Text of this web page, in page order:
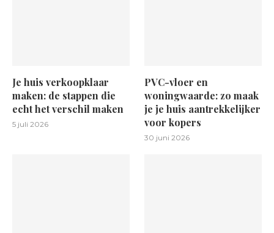
Je huis verkoopklaar
maken: de stappen die
echt het verschil maken
5 juli 2026
PVC-vloer en
woningwaarde: zo maak
je je huis aantrekkelijker
voor kopers
30 juni 2026